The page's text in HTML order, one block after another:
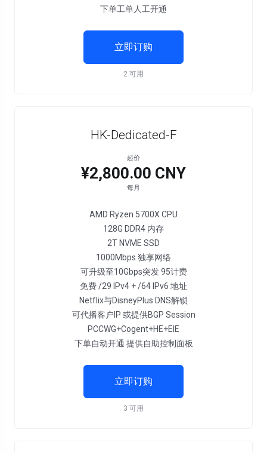
下单工单人工开通
立即订购
2 可用
HK-Dedicated-F
起价
¥2,800.00 CNY
每月
AMD Ryzen 5700X CPU
128G DDR4 内存
2T NVME SSD
1000Mbps 独享网络
可升级至10Gbps突发 95计费
免费 /29 IPv4 + /64 IPv6 地址
Netflix与DisneyPlus DNS解锁
可代播客户IP 或提供BGP Session
PCCWG+Cogent+HE+EIE
下单自动开通 提供自助控制面板
立即订购
3 可用